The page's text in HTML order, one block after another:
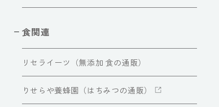
食関連
リセライーツ（無添加 食の通販）
りせらや養蜂園（はちみつの通販）